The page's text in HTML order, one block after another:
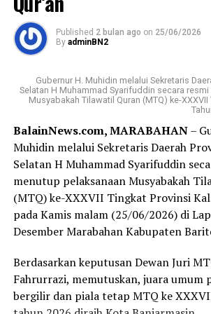
yang aktif menggerakan dukungan
swasembada pangan, khususnya
produktivitas jagung,” harap Gubernur
Mengakhiri sambutannya, Gubernur
mengajak untuk terus merangkul
“Ayo, kita terus merangkul petani,
memberdayakan mereka, dan bekerja
petani, demi mewujudkan swasembada
pangan di Kalimantan Selatan,” tutup
H. Muhidin.
Sebelumnya, Kapolda Kalsel, Irjen.
Hermawan menyampaikan ungkapan
kepada Gubernur Kalsel, H. Muhidin,
mendukung penuh Program Nasional
terkait Swasembada Pangan dengan
berjalan dengan aman, lancar, dan
ujar Muhidin.
Lebih lanjut,Gubernur H. Muhidin juga
Selatan beserta seluruh panitia yang
menyelenggarakan Festival Bamboo
sehingga kembali menjadi daya tarik
dinantikan masyarakat maupun
“Apresiasi yang setinggi-tingginya
kepada Bupati Hulu Sungai Selatan
jajaran yang telah bekerja keras
festival ini. Festival Bamboo Rafting
berharga bagi kita semua,” katanya.
Menurut orang nomor satu di Kalsel
Bamboo Rafting bukan sekadar agenda
tetapi merupakan upaya nyata
Published 2 bulan ago on 25/06/2026
By adminBN2
Gubernur H. Muhidin melalui Sekretaris
Selatan H Muhammad Syarifuddin secara
Musyabakah Tilawatil Quran (MTQ) ke-
BalainNews.com, MARABAHAN–
Muhidin melalui Sekretaris Daerah
Selatan H Muhammad Syarifuddin
menutup pelaksanaan Musyabakah
(MTQ) ke-XXXVII Tingkat Provinsi
pada Kamis malam (25/06/2026) di
Desember Marabahan Kabupaten
Berdasarkan keputusan Dewan Juri
Fahrurrazi, memutuskan, juara umum
bergilir dan piala tetap MTQ ke